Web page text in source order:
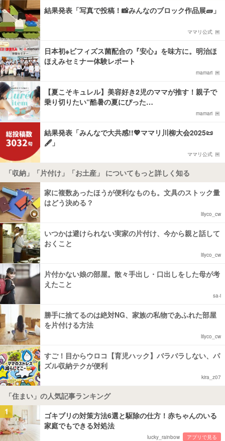
結果発表「写真で投稿！📸みんなのブロック作品展🧱」
ママリ公式
日本初※ビフィズス菌配合の『安心』を味方に。明治ほ
ほえみセミナー体験レポート
mamari
【夏こそキュレル】美容好き2児のママが推す！親子で
乗り切りたい“酷暑の夏にぴった…
mamari
結果発表「みんなで大共感!!💖ママリ川柳大会2025📜
🖋️」
ママリ公式
「収納」「片付け」「お土産」 についてもっと詳しく知る
家に複数あったほうが便利なものも。文具のストック量
はどう決める？
lilyco_cw
いつかは避けられない実家の片付け、今から親と話して
おくこと
lilyco_cw
片付かない娘の部屋。散々手出し・口出しをした母が考
えたこと
sa-i
勝手に捨てるのは絶対NG、家族の私物であふれた部屋
を片付ける方法
lilyco_cw
すご！目からウロコ【育児ハック】バラバラしない、パ
ズル収納テクが便利
kira_z07
「住まい」の人気記事ランキング
1
ゴキブリの対策方法6選と駆除の仕方！赤ちゃんのいる
家庭でもできる対処法
lucky_rainbow アプリで見る